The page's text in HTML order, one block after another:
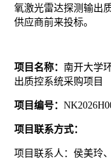
氧激光雷达探测输出
供应商前来投标。
项目名称： 南开大学
出质控系统采购项目
项目编号：
项目联系方式：
项目联系人：侯美玲